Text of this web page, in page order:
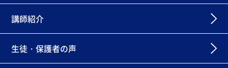
講師紹介
生徒・保護者の声